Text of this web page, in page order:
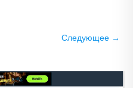
Следующее →